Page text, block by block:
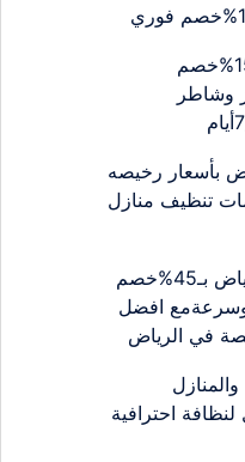
كهربائي منازل بالرياض بـ15%خصم
وشاطر
بأسعار رخيصه
تنظيف منازل
شركة تنظيف مجالس بالرياض بـ45%خصم
افضل
في الرياض
لنظافة احترافية